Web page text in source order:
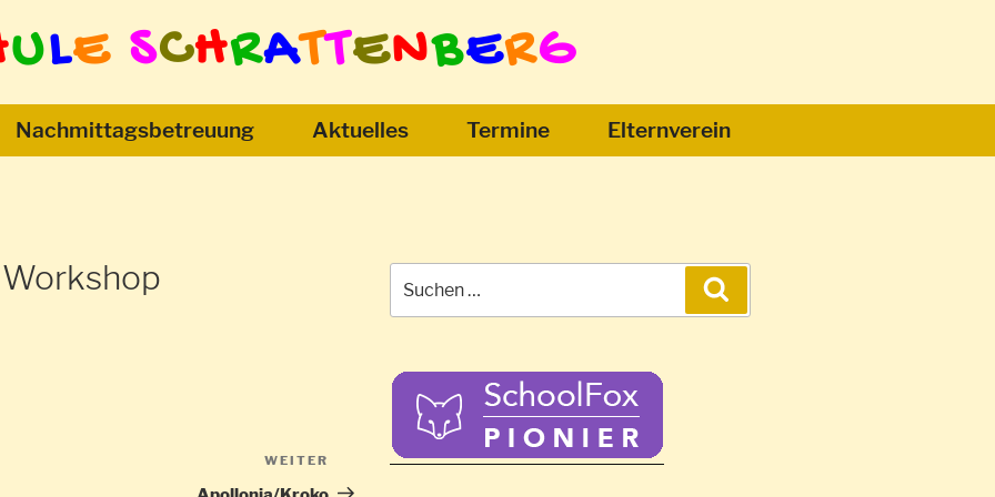
ULE SCHRATTENBERG
Nachmittagsbetreuung Aktuelles Termine Elternverein
Nächster
Beitrag
WEITER